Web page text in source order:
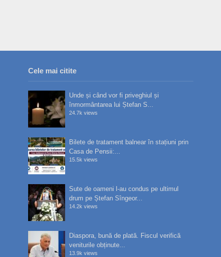
Cele mai citite
Unde și când vor fi priveghiul și
înmormântarea lui Ștefan S...
24.7k views
Bilete de tratament balnear în stațiuni prin
Casa de Pensii:...
15.5k views
Sute de oameni l-au condus pe ultimul
drum pe Ștefan Sîngeor...
14.2k views
Diaspora, bună de plată. Fiscul verifică
veniturile obținute...
13.9k views